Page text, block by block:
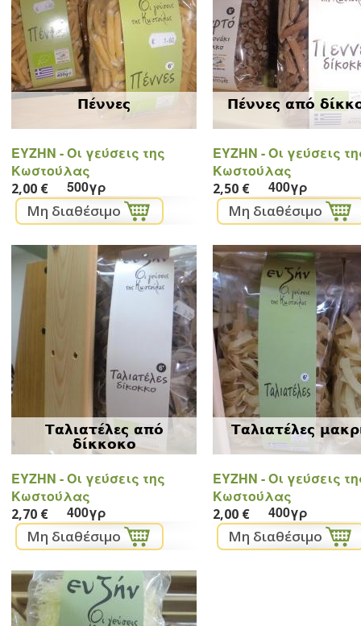
Πέννες
ΕYZHN - Oι γεύσεις της
Κωστούλας
2,00 € 500γρ
Πέννες από
ΕYZHN - Oι γεύσεις
Κωστούλας
2,50 € 400γρ
Ταλιατέλες από
δίκκοκο
ΕYZHN - Oι γεύσεις της
Κωστούλας
2,70 € 400γρ
Ταλιατέλες
ΕYZHN - Oι γεύσεις
Κωστούλας
2,00 € 400γρ